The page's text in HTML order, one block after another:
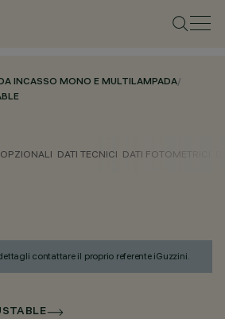
INCASSO MONO E MULTILAMPADA/
DATI TECNICI DATI FOTOMETRICI
contattare il proprio referente iGuzzini.